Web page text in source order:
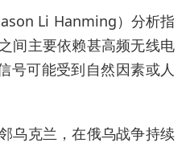
Li Hanming）分析指
间主要依赖甚高频无线电
号可能受到自然因素或人
乌克兰，在俄乌战争持续